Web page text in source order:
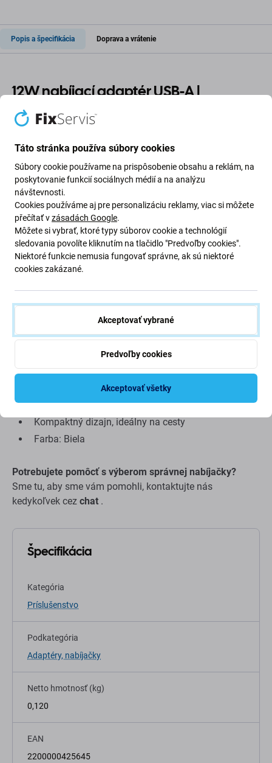
Popis a špecifikácia Doprava a vrátenie
12W nabíjací adaptér USB-A |
Kompatibilný s Apple
Tento kompaktný12W USB-A napájací adaptér
mini) a iPod s konektorom Lightning. Jednoducho
pripojte zariadenie pomocou kompatibilného kábla a
užívajte si bezpečné nabíjanie priamo zo zásuvky.
Plne kompatibilná náhrada za diel Apple číslo
MGN03ZM/A. Skvelé riešenie pre každodenné používanie
alebo cestovanie, keď vaše zariadenie nie je pripojené k
Kľúčové vlastnosti:
Kompatibilné s iPhone, iPad, iPod s Lightning
Výstup 12 W (5,2 V / 2,4 A)
Nabíjací kábel nie je súčasťou balenia
Kompaktný dizajn, ideálny na cesty
Farba: Biela
Potrebujete pomôcť s výberom správnej nabíjačky?
Sme tu, aby sme vám pomohli, kontaktujte nás
kedykoľvek cez chat .
Špecifikácia
Kategória
Príslušenstvo
Podkategória
Adaptéry, nabíjačky
Netto hmotnosť (kg)
0,120
EAN
2200000425645
Táto stránka používa súbory cookies
Súbory cookie používame na prispôsobenie obsahu a reklám, na
poskytovanie funkcií sociálnych médií a na analýzu
návštevnosti.
Cookies používáme aj pre personalizáciu reklamy, viac si môžete
přečítať vzásadách Google.
Môžete si vybrať, ktoré typy súborov cookie a technológií
sledovania povolíte kliknutím na tlačidlo "Predvoľby cookies".
Niektoré funkcie nemusia fungovať správne, ak sú niektoré
cookies zakázané.
Akceptovať vybrané
Predvoľby cookies
Akceptovať všetky